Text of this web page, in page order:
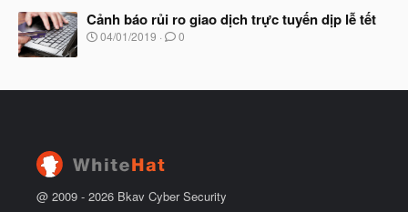
đ
ầ
à
y
b
đ
Cảnh báo rủi ro giao dịch trực tuyến dịp lễ tết
N
b
u
04/01/2019 0
@ 2009 - 2026 Bkav Cyber Security